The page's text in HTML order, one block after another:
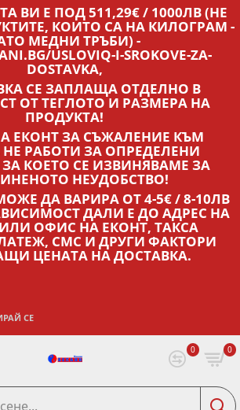
ВИ Е ПОД 511,29€ / 1000ЛВ (НЕ
КОИТО СА НА КИЛОГРАМ -
МЕДНИ ТРЪБИ) -
USLOVIQ-I-SROKOVE-ZA-
DOSTAVKA,
СЕ ЗАПЛАЩА ОТДЕЛНО В
ОТ ТЕГЛОТО И РАЗМЕРА НА
ПРОДУКТА!
ЕКОНТ ЗА СЪЖАЛЕНИЕ КЪМ
РАБОТИ ЗА ОПРЕДЕЛЕНИ
КОЕТО СЕ ИЗВИНЯВАМЕ ЗА
НЕУДОБСТВО!
ДА ВАРИРА ОТ 4-5€ / 8-10ЛВ
ДАЛИ Е ДО АДРЕС НА
ОФИС НА ЕКОНТ, ТАКСА
СМС И ДРУГИ ФАКТОРИ
ЦЕНАТА НА ДОСТАВКА.
СЕ
0 0